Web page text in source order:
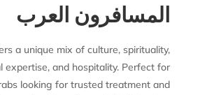
المسافرون العرب
a unique mix of culture, spirituality,
expertise, and hospitality. Perfect for
looking for trusted treatment and